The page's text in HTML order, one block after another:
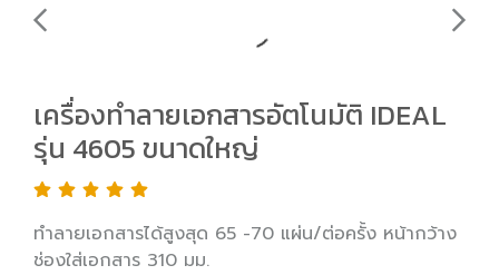
เครื่องทำลายเอกสารอัตโนมัติ IDEAL
รุ่น 4605 ขนาดใหญ่
ทำลายเอกสารได้สูงสุด 65 -70 แผ่น/ต่อครั้ง หน้ากว้าง
ช่องใส่เอกสาร 310 มม.